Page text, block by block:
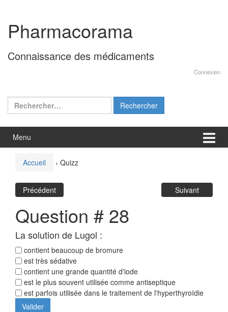
contenu
menu
principal
Pharmacorama
Connaissance des médicaments
Connexion
Rechercher :
Menu
Accueil › Quizz
Précédent Suivant
Question # 28
La solution de Lugol :
contient beaucoup de bromure
est très sédative
contient une grande quantité d'iode
est le plus souvent utilisée comme antiseptique
est parfois utilisée dans le traitement de l'hyperthyroïdie